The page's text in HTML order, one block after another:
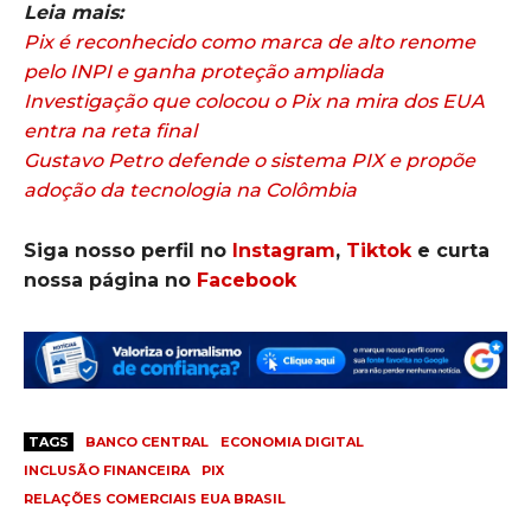
Leia mais:
Pix é reconhecido como marca de alto renome
pelo INPI e ganha proteção ampliada
Investigação que colocou o Pix na mira dos EUA
entra na reta final
Gustavo Petro defende o sistema PIX e propõe
adoção da tecnologia na Colômbia
Siga nosso perfil no Instagram, Tiktoke curta
nossa página no Facebook
TAGS BANCO CENTRAL
ECONOMIA DIGITAL
INCLUSÃO FINANCEIRA
PIX
RELAÇÕES COMERCIAIS EUA BRASIL